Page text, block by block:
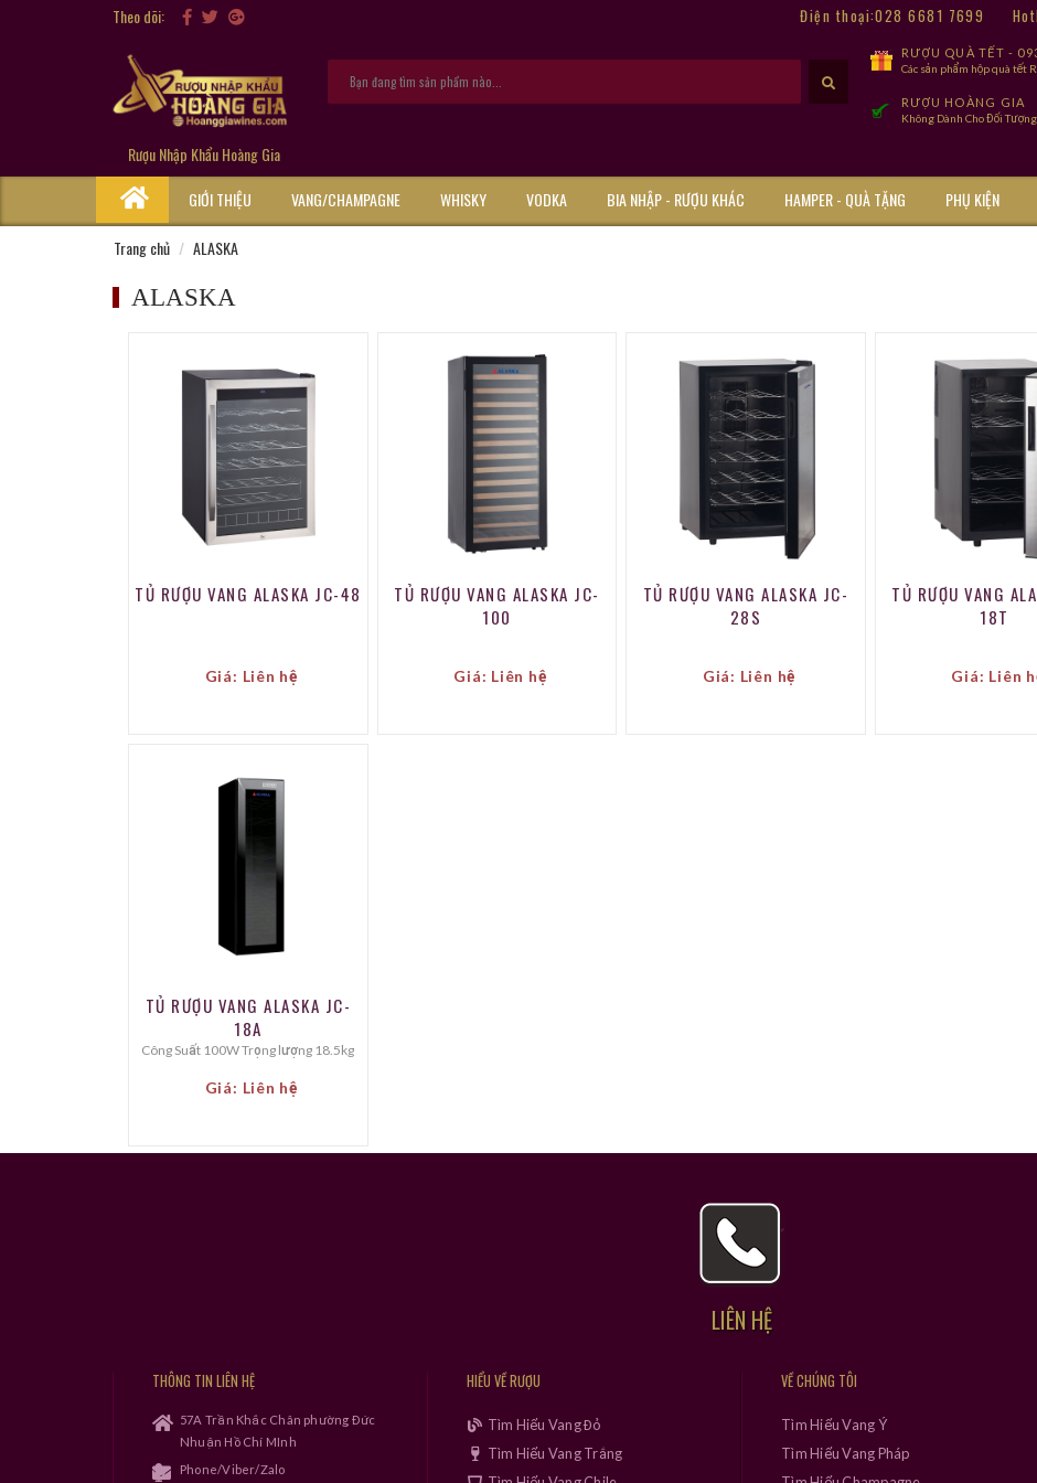
Theo dõi: Điện thoại:028 6681 7699
Rượu Nhập Khẩu Hoàng Gia
RƯỢU QUÀ TẾT -
Các sản phẩm hộp quà tết
RƯỢU HOÀNG GIA
Không Dành Cho Đối
GIỚI THIỆU VANG/CHAMPAGNE WHISKY VODKA BIA NHẬP - RƯỢU KHÁC HAMPER - QUÀ TẶNG PHỤ KIỆN
Trang chủ ALASKA
ALASKA
TỦ RƯỢU VANG ALASKA JC-48
Giá: Liên hệ
TỦ RƯỢU VANG ALASKA JC-
100
Giá: Liên hệ
TỦ RƯỢU VANG ALASKA JC-
28S
Giá: Liên hệ
TỦ RƯỢU VANG
18T
Giá: Liên
TỦ RƯỢU VANG ALASKA JC-
18A
Công Suất 100W Trọng lượng 18.5kg
Giá: Liên hệ
LIÊN HỆ
THÔNG TIN LIÊN HỆ
57A Trần Khắc Chân phường Đức
Nhuận Hồ Chí MInh
Phone/Viber/Zalo
HIỂU VỀ RƯỢU
Tìm Hiểu Vang Đỏ
Tìm Hiểu Vang Trắng
VỀ CHÚNG TÔI
Tìm Hiểu Vang Ý
Tìm Hiểu Vang Pháp